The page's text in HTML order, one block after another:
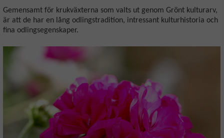
Gemensamt för krukväxterna som valts ut genom Grönt kulturarv,
är att de har en lång odlingstradition, intressant kulturhistoria och
fina odlingsegenskaper.